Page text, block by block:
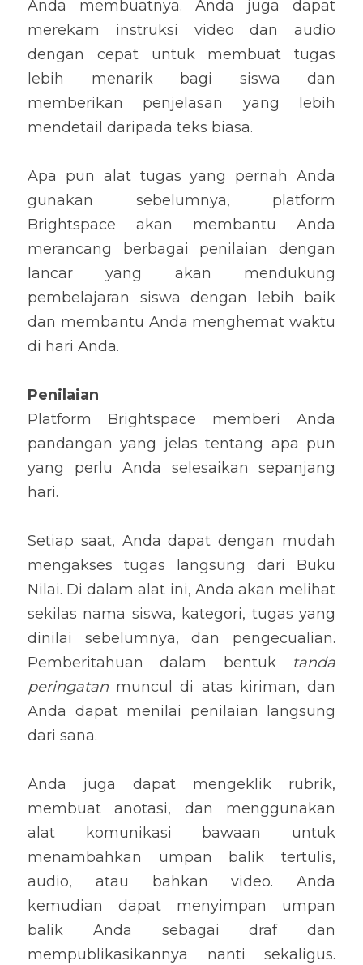
Anda membuatnya. Anda juga dapat
merekam instruksi video dan audio
dengan cepat untuk membuat tugas
lebih menarik bagi siswa dan
memberikan penjelasan yang lebih
mendetail daripada teks biasa.
Apa pun alat tugas yang pernah Anda
gunakan sebelumnya, platform
Brightspace akan membantu Anda
merancang berbagai penilaian dengan
lancar yang akan mendukung
pembelajaran siswa dengan lebih baik
dan membantu Anda menghemat waktu
di hari Anda.
Penilaian
Platform Brightspace memberi Anda
pandangan yang jelas tentang apa pun
yang perlu Anda selesaikan sepanjang
hari.
Setiap saat, Anda dapat dengan mudah
mengakses tugas langsung dari Buku
Nilai. Di dalam alat ini, Anda akan melihat
sekilas nama siswa, kategori, tugas yang
dinilai sebelumnya, dan pengecualian.
Pemberitahuan dalam bentuk tanda
peringatan muncul di atas kiriman, dan
Anda dapat menilai penilaian langsung
dari sana.
Anda juga dapat mengeklik rubrik,
membuat anotasi, dan menggunakan
alat komunikasi bawaan untuk
menambahkan umpan balik tertulis,
audio, atau bahkan video. Anda
kemudian dapat menyimpan umpan
balik Anda sebagai draf dan
mempublikasikannya nanti sekaligus.